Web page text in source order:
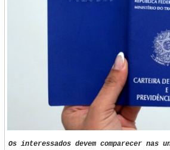
Os interessados devem comparecer nas